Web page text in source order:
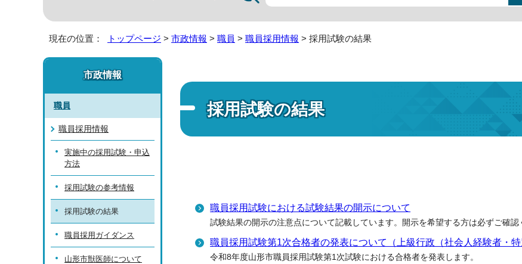
現在の位置： トップページ > 市政情報 > 職員 > 職員採用情報 > 採用試験の結果
採用試験の結果
職員採用試験における試験結果の開示について
試験結果の開示の注意点について記載しています。開示を希望する方は必ずご確認
職員採用試験第1次合格者の発表について（上級行政（社会人経験者・特
令和8年度山形市職員採用試験第1次試験における合格者を発表します。
市政情報
職員
職員採用情報
実施中の採用試験・申込
方法
採用試験の参考情報
採用試験の結果
職員採用ガイダンス
山形市獣医師について